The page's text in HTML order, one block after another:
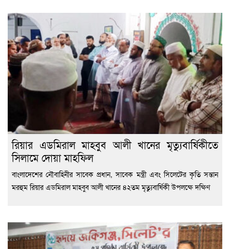
রিয়ার এডমিরাল মাহবুব আলী খানের মৃত্যুবার্ষিকীতে
সিলামে দোয়া মাহফিল
বাংলাদেশের নৌবাহিনীর সাবেক প্রধান, সাবেক মন্ত্রী এবং সিলেটের কৃতি সন্তান
মরহুম রিয়ার এডমিরাল মাহবুব আলী খানের ৪২তম মৃত্যুবার্ষিকী উপলক্ষে দক্ষিণ